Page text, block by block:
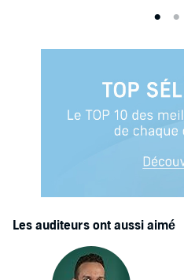
Les auditeurs ont aussi aimé